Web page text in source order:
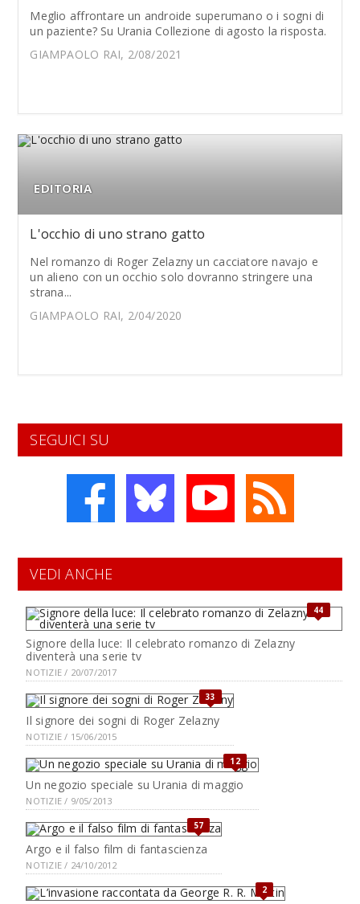
Meglio affrontare un androide superumano o i sogni di
un paziente? Su Urania Collezione di agosto la risposta.
GIAMPAOLO RAI, 2/08/2021
EDITORIA
L'occhio di uno strano gatto
Nel romanzo di Roger Zelazny un cacciatore navajo e
un alieno con un occhio solo dovranno stringere una
strana...
GIAMPAOLO RAI, 2/04/2020
SEGUICI SU
VEDI ANCHE
44
Signore della luce: Il celebrato romanzo di Zelazny
diventerà una serie tv
NOTIZIE / 20/07/2017
33
Il signore dei sogni di Roger Zelazny
NOTIZIE / 15/06/2015
12
Un negozio speciale su Urania di maggio
NOTIZIE / 9/05/2013
57
Argo e il falso film di fantascienza
NOTIZIE / 24/10/2012
2